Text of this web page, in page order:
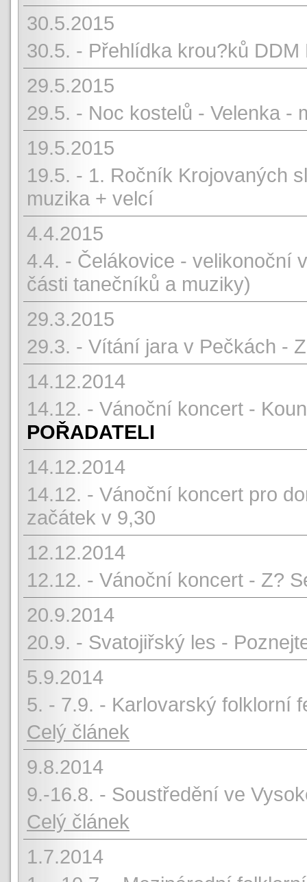
30.5.2015
30.5. - Přehlídka krou?ků DDM
29.5.2015
29.5. - Noc kostelů - Velenka -
19.5.2015
19.5. - 1. Ročník Krojovaných
muzika + velcí
4.4.2015
4.4. - Čelákovice - velikonoční
části tanečníků a muziky)
29.3.2015
29.3. - Vítání jara v Pečkách -
14.12.2014
14.12. - Vánoční koncert -
POŘADATELI
14.12.2014
14.12. - Vánoční koncert pro
začátek v 9,30
12.12.2014
12.12. - Vánoční koncert - Z?
20.9.2014
20.9. - Svatojiřský les -
5.9.2014
5. - 7.9. - Karlovarský folklorní
Celý článek
9.8.2014
9.-16.8. - Soustředění ve
Celý článek
1.7.2014